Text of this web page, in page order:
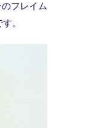
フレイム
。